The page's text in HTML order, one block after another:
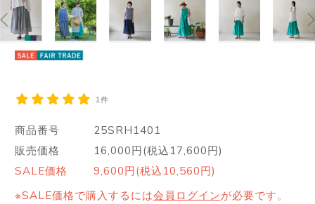
1件
商品番号
25SRH1401
販売価格
16,000円(税込17,600円)
SALE価格
9,600円(税込10,560円)
※SALE価格で購入するには会員ログインが必要です。